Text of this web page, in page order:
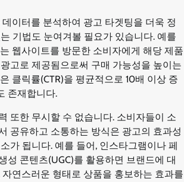
이터를 분석하여 광고 타겟팅을 더욱 정
기법도 눈여겨볼 필요가 있습니다. 예를
웹사이트를 방문한 소비자에게 해당 제품
고로 제공됨으로써 구매 가능성을 높이는
클릭률(CTR)을 평균적으로 10배 이상 증
존재합니다.
또한 무시할 수 없습니다. 소비자들이 소
공유하고 소통하는 방식은 광고의 효과성
가 됩니다. 예를 들어, 인스타그램이나 페
성 콘텐츠(UGC)를 활용하면 브랜드에 대
연스러운 형태로 상품을 홍보하는 효과를